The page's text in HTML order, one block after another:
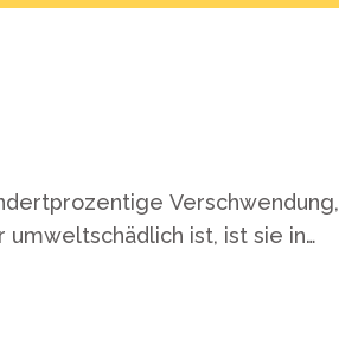
Verschwendung,
ist, ist sie in…